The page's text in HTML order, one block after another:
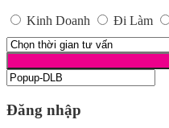
Kinh Doanh Đi Làm
Đăng nhập